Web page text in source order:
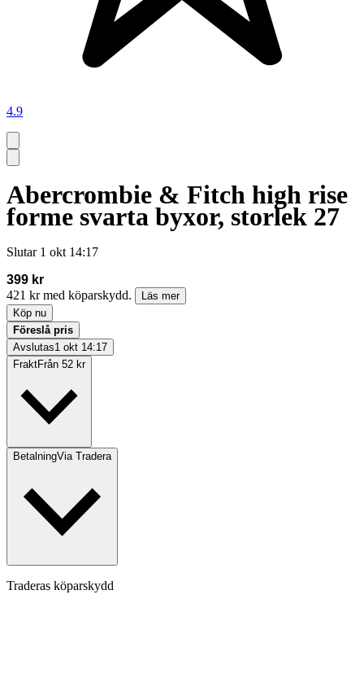
4.9
Abercrombie & Fitch high rise
forme svarta byxor, storlek 27
Slutar 1 okt 14:17
399 kr
421 kr med köparskydd.
Läs mer
Köp nu
Föreslå pris
Avslutas1 okt 14:17
FraktFrån 52 kr
BetalningVia Tradera
Traderas köparskydd